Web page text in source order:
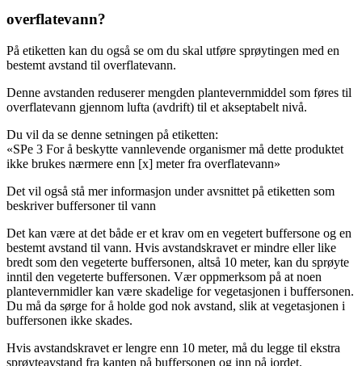
overflatevann?
På etiketten kan du også se om du skal utføre sprøytingen med en
bestemt avstand til overflatevann.
Denne avstanden reduserer mengden plantevernmiddel som føres til
overflatevann gjennom lufta (avdrift) til et akseptabelt nivå.
Du vil da se denne setningen på etiketten:
«SPe 3 For å beskytte vannlevende organismer må dette produktet
ikke brukes nærmere enn [x] meter fra overflatevann»
Det vil også stå mer informasjon under avsnittet på etiketten som
beskriver buffersoner til vann
Det kan være at det både er et krav om en vegetert buffersone og en
bestemt avstand til vann. Hvis avstandskravet er mindre eller like
bredt som den vegeterte buffersonen, altså 10 meter, kan du sprøyte
inntil den vegeterte buffersonen. Vær oppmerksom på at noen
plantevernmidler kan være skadelige for vegetasjonen i buffersonen.
Du må da sørge for å holde god nok avstand, slik at vegetasjonen i
buffersonen ikke skades.
Hvis avstandskravet er lengre enn 10 meter, må du legge til ekstra
sprøyteavstand fra kanten på buffersonen og inn på jordet.